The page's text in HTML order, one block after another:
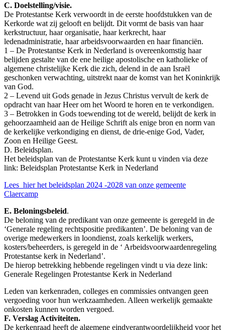
C. Doelstelling/visie.
De Protestantse Kerk verwoordt in de eerste hoofdstukken van de
Kerkorde wat zij gelooft en belijdt. Dit vormt de basis van haar
kerkstructuur, haar organisatie, haar kerkrecht, haar
ledenadministratie, haar arbeidsvoorwaarden en haar financiën.
1 – De Protestantse Kerk in Nederland is overeenkomstig haar
belijden gestalte van de ene heilige apostolische en katholieke of
algemene christelijke Kerk die zich, delend in de aan Israël
geschonken verwachting, uitstrekt naar de komst van het Koninkrijk
van God.
2 – Levend uit Gods genade in Jezus Christus vervult de kerk de
opdracht van haar Heer om het Woord te horen en te verkondigen.
3 – Betrokken in Gods toewending tot de wereld, belijdt de kerk in
gehoorzaamheid aan de Heilige Schrift als enige bron en norm van
de kerkelijke verkondiging en dienst, de drie-enige God, Vader,
Zoon en Heilige Geest.
D. Beleidsplan.
Het beleidsplan van de Protestantse Kerk kunt u vinden via deze
link: Beleidsplan Protestantse Kerk in Nederland
Lees hier het beleidsplan 2024 -2028 van onze gemeente
Claercamp
E. Beloningsbeleid.
De beloning van de predikant van onze gemeente is geregeld in de
‘Generale regeling rechtspositie predikanten’. De beloning van de
overige medewerkers in loondienst, zoals kerkelijk werkers,
kosters/beheerders, is geregeld in de ‘ Arbeidsvoorwaardenregeling
Protestantse kerk in Nederland’.
De hierop betrekking hebbende regelingen vindt u via deze link:
Generale Regelingen Protestantse Kerk in Nederland
Leden van kerkenraden, colleges en commissies ontvangen geen
vergoeding voor hun werkzaamheden. Alleen werkelijk gemaakte
onkosten kunnen worden vergoed.
F. Verslag Activiteiten.
De kerkenraad heeft de algemene eindverantwoordelijkheid voor het